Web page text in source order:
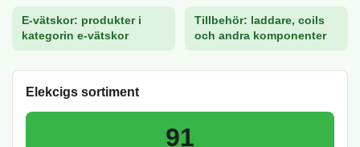
E-vätskor: produkter i
kategorin e-vätskor
Tillbehör: laddare, coils
och andra komponenter
Elekcigs sortiment
91